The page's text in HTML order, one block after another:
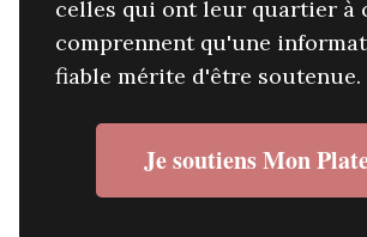
celles qui ont leur quartier à
comprennent qu'une
fiable mérite d'être soutenue.
Je soutiens Mon